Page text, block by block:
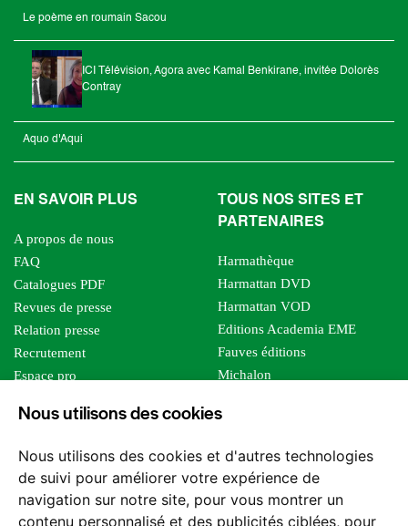
Nous utilisons des cookies
Nous utilisons des cookies et d'autres technologies
de suivi pour améliorer votre expérience de
navigation sur notre site, pour vous montrer un
contenu personnalisé et des publicités ciblées, pour
Le poème en roumain Sacou
ICI Télévision, Agora avec Kamal Benkirane, invitée Dolorès
Contray
Aquo d'Aqui
EN SAVOIR PLUS
A propos de nous
FAQ
Catalogues PDF
Revues de presse
Relation presse
Recrutement
Espace pro
Foreign rights
TOUS NOS SITES ET
PARTENAIRES
Harmathèque
Harmattan DVD
Harmattan VOD
Editions Academia EME
Fauves éditions
Michalon
Editions Sutton
Les impliqués
Tous les éditeurs